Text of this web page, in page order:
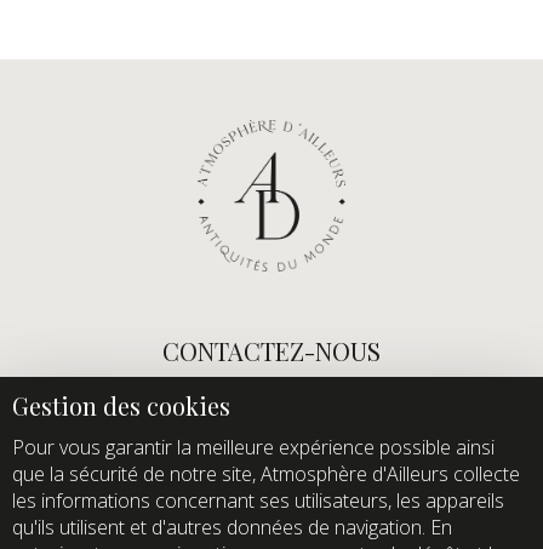
CONTACTEZ-NOUS
info@atmospheredailleurs.com
Tel :
+33 (0)1 60 12 68 26
Domaine de Quincampoix
Route de Roussigny
91470 Les Molières
Pour vous garantir la meilleure expérience possible ainsi
que la sécurité de notre site, Atmosphère d'Ailleurs collecte
les informations concernant ses utilisateurs, les appareils
qu'ils utilisent et d'autres données de navigation. En